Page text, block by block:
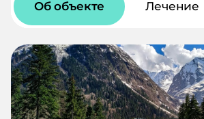
Об объекте Лечение